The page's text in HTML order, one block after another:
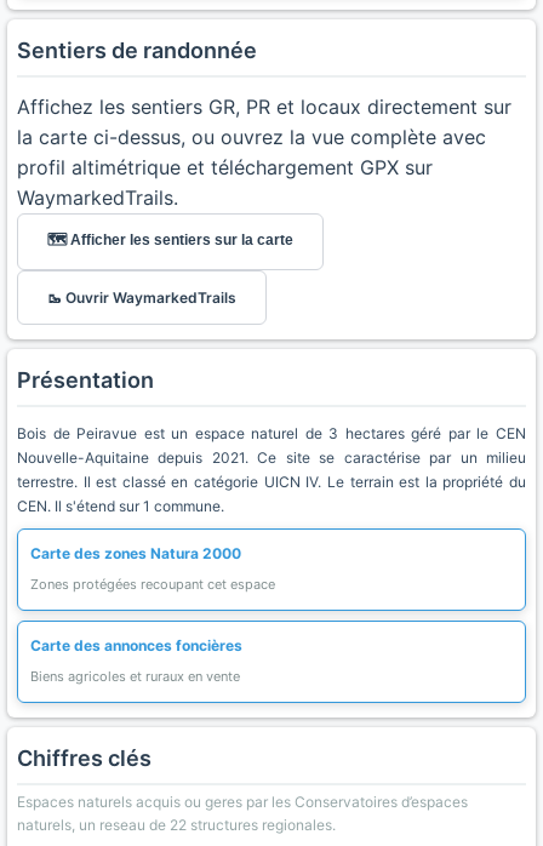
Sentiers de randonnée
Affichez les sentiers GR, PR et locaux directement sur
la carte ci-dessus, ou ouvrez la vue complète avec
profil altimétrique et téléchargement GPX sur
WaymarkedTrails.
🗺️ Afficher les sentiers sur la carte
🥾 Ouvrir WaymarkedTrails
Présentation
Bois de Peiravue est un espace naturel de 3 hectares géré par le CEN
Nouvelle-Aquitaine depuis 2021. Ce site se caractérise par un milieu
terrestre. Il est classé en catégorie UICN IV. Le terrain est la propriété du
CEN. Il s'étend sur 1 commune.
Carte des zones Natura 2000
Zones protégées recoupant cet espace
Carte des annonces foncières
Biens agricoles et ruraux en vente
Chiffres clés
Espaces naturels acquis ou geres par les Conservatoires d’espaces
naturels, un reseau de 22 structures regionales.